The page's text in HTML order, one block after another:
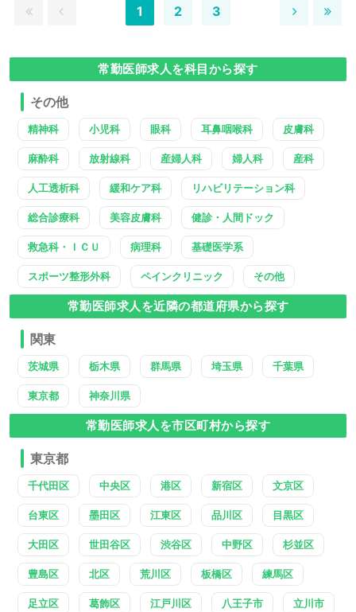
1 2 3
常勤医師求人を科目から探す
その他
精神科 小児科 眼科 耳鼻咽喉科 皮膚科
麻酔科 放射線科 産婦人科 婦人科 産科
人工透析科 緩和ケア科 リハビリテーション科
総合診療科 美容皮膚科 健診・人間ドック
救急科・ＩＣＵ 病理科 基礎医学系
スポーツ整形外科 ペインクリニック その他
常勤医師求人を近隣の都道府県から探す
関東
茨城県 栃木県 群馬県 埼玉県 千葉県
東京都 神奈川県
常勤医師求人を市区町村から探す
東京都
千代田区 中央区 港区 新宿区 文京区
台東区 墨田区 江東区 品川区 目黒区
大田区 世田谷区 渋谷区 中野区 杉並区
豊島区 北区 荒川区 板橋区 練馬区
足立区 葛飾区 江戸川区 八王子市 立川市